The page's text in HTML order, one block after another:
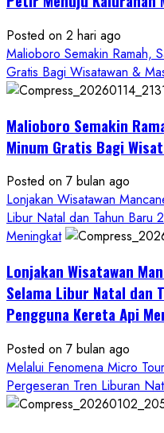
Warnai
Kirab
Budaya
Sadranan
Jobeh
yang
Resmi
Sandang
Status
Kalurahan
Budaya
Posted on 2 hari ago
Malioboro Semakin Ramah,
Gratis Bagi Wisatawan &
Malioboro Semakin
Minum Gratis Bagi
Posted on 7 bulan ago
Lonjakan Wisatawan
Libur Natal dan Tahun
Meningkat
Lonjakan Wisatawan
Selama Libur Natal dan
Pengguna Kereta Api
Posted on 7 bulan ago
Melalui Fenomena Micro
Pergeseran Tren Liburan